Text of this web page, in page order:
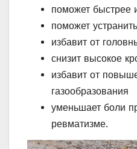
поможет быстрее
поможет
избавит от
снизит высокое
избавит от
газообразования
уменьшает боли
ревматизме.